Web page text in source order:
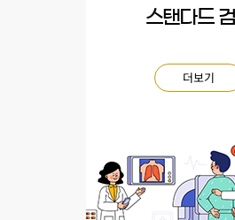
스탠다드
더보기